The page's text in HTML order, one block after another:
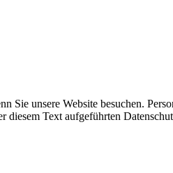
unsere Website besuchen.
diesem Text aufgeführten